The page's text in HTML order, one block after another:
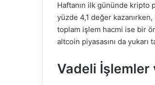
Haftanın ilk gününde kripto
yüzde 4,1 değer
toplam işlem hacmi ise bir
altcoin piyasasını da yukarı
Vadeli İşlemler